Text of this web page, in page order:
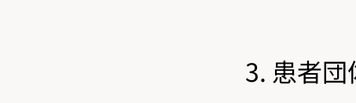
3. 患者